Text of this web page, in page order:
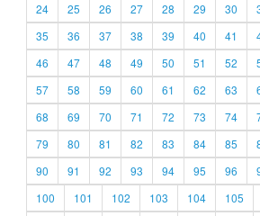
24
25 26 27 28 29 30
35
36 37 38 39 40 41
46
47 48 49 50 51 52
57
58 59 60 61 62 63
68
69 70 71 72 73 74
79
80 81 82 83 84 85
90
91 92 93 94 95 96
100
101 102 103 104 105